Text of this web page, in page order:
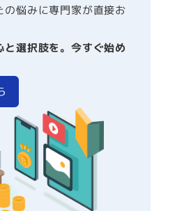
の悩みに専門家が直接お
と選択肢を。今すぐ始め